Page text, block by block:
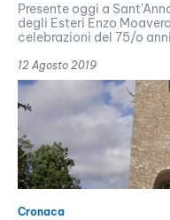
Presente oggi a
degli Esteri Enzo
celebrazioni del 75/o
12 Agosto 2019
Cronaca